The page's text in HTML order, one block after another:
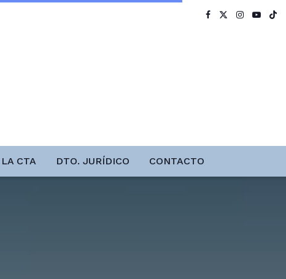
CTA DTO. JURÍDICO CONTACTO